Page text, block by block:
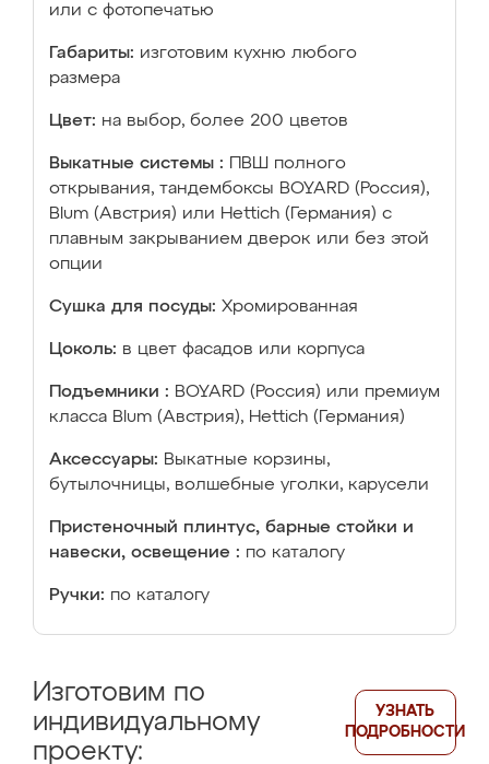
или с фотопечатью
Габариты: изготовим кухню любого
размера
Цвет: на выбор, более 200 цветов
Выкатные системы :
ПВШ полного
открывания, тандембоксы BOYARD (Россия),
Blum (Австрия) или Hettich (Германия) с
плавным закрыванием дверок или без этой
опции
Сушка для посуды: Хромированная
Цоколь: в цвет фасадов или корпуса
Подъемники : BOYARD (Россия) или премиум
класса Blum (Австрия), Hettich (Германия)
Аксессуары: Выкатные корзины,
бутылочницы, волшебные уголки, карусели
Пристеночный плинтус, барные стойки и
навески, освещение : по каталогу
Ручки: по каталогу
Изготовим по
индивидуальному
проекту:
УЗНАТЬ
ПОДРОБНОСТИ